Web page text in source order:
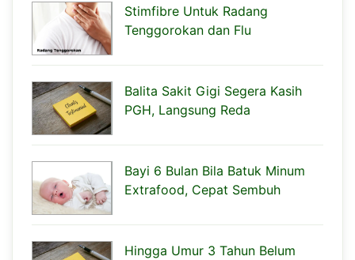
Stimfibre Untuk Radang
Tenggorokan dan Flu
Balita Sakit Gigi Segera Kasih
PGH, Langsung Reda
Bayi 6 Bulan Bila Batuk Minum
Extrafood, Cepat Sembuh
Hingga Umur 3 Tahun Belum